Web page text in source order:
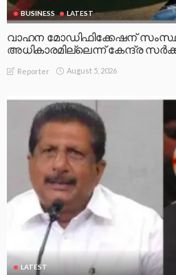
BUSINESS LATEST
വാഹന മോഡിഫിക്കേഷന്
അധികാരമില്ലെന്ന് കേന്ദ്ര
Reporter August 5, 2026
LATEST